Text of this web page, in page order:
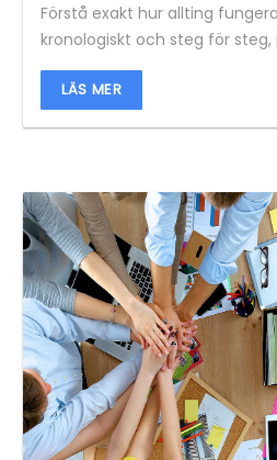
Förstå exakt hur allting
kronologiskt och steg för steg,
LÄS MER